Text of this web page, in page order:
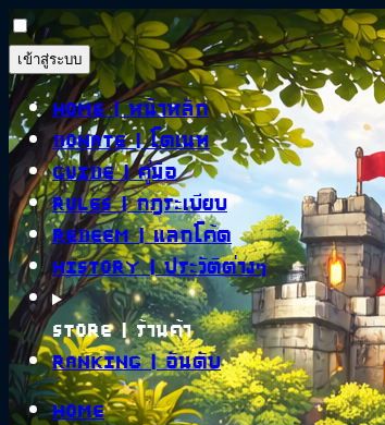
เข้าสู่ระบบ
Home | หน้าหลัก
Donate | โดเนท
Guide | คู่มือ
Rules | กฎระเบียบ
Redeem | แลกโค้ด
History | ประวัติต่างๆ
Store | ร้านค้า
Ranking | อันดับ
Home